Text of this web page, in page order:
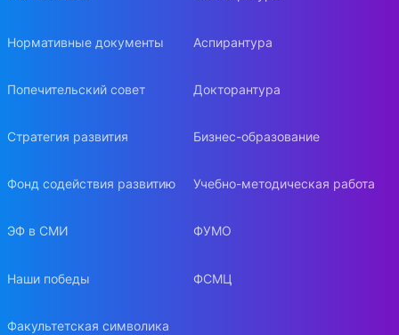
Нормативные документы
Попечительский совет
Стратегия развития
Фонд содействия развитию
ЭФ в СМИ
Наши победы
Факультетская символика
Аспирантура
Докторантура
Бизнес-образование
Учебно-методическая работа
ФУМО
ФСМЦ